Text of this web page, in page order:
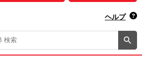
画
音
ヘルプ